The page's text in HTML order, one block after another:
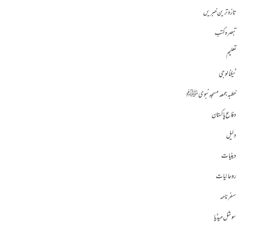
تازہ ترین خبریں
تبصرہ کتب
تعلیم
ٹیکنالوجی
خطبہ جمعہ مسجد نبوی ﷺ
دفاع پاکستان
دلیل
دینیات
روحانیات
سفرنامہ
سوشل میڈیا